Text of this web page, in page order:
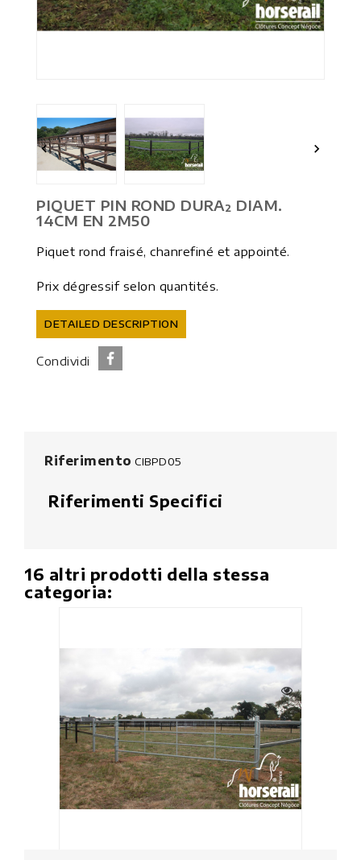
 
PIQUET PIN ROND DURA² DIAM.
14CM EN 2M50
Piquet rond fraisé, chanrefiné et appointé.
Prix dégressif selon quantités.
DETAILED DESCRIPTION
Condividi
Riferimento CIBPD05
Riferimenti Specifici
16 altri prodotti della stessa
categoria: